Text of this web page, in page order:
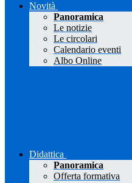
Novità
Panoramica
Le notizie
Le circolari
Calendario eventi
Albo Online
Didattica
Panoramica
Offerta formativa